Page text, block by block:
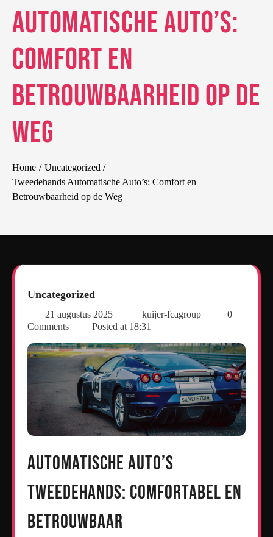
Automatische Auto’s:
Comfort en
Betrouwbaarheid op de
Weg
Home
Uncategorized
Tweedehands Automatische Auto’s: Comfort en
Betrouwbaarheid op de Weg
Uncategorized
21 augustus 2025 kuijer-fcagroup
0
Comments
Posted at 18:31
Automatische Auto’s
Tweedehands: Comfortabel en
Betrouwbaar